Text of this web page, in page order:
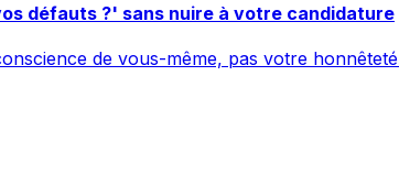
défauts ?' sans nuire à votre candidature
de vous-même, pas votre